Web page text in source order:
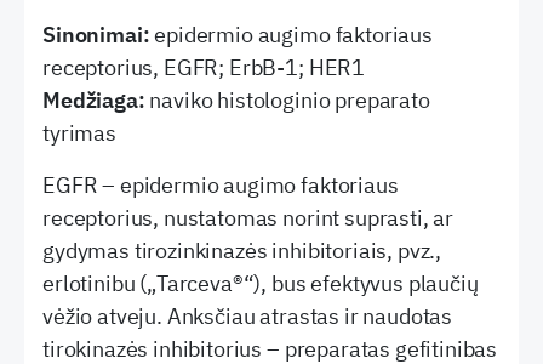
Sinonimai:epidermio augimo faktoriaus
receptorius, EGFR; ErbB-1; HER1
Medžiaga: naviko histologinio preparato
tyrimas
EGFR – epidermio augimo faktoriaus
receptorius, nustatomas norint suprasti, ar
gydymas tirozinkinazės inhibitoriais, pvz.,
erlotinibu („Tarceva®“), bus efektyvus plaučių
vėžio atveju. Anksčiau atrastas ir naudotas
tirokinazės inhibitorius – preparatas gefitinibas